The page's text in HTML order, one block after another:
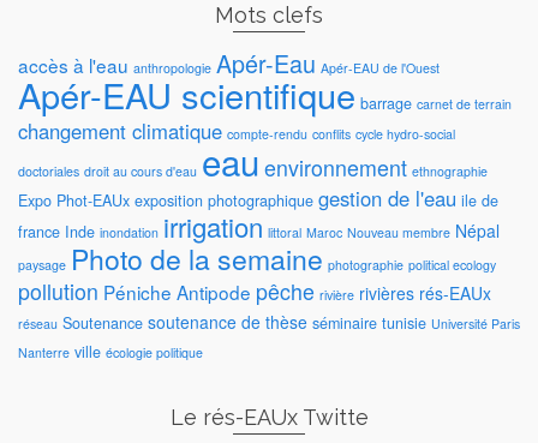
Mots clefs
accès à l'eau anthropologie Apér-Eau Apér-EAU de l'Ouest
Apér-EAU scientifique barrage carnet de terrain
changement climatique compte-rendu conflits cycle hydro-social
doctoriales droit au cours d'eau eau environnement ethnographie
Expo Phot-EAUx exposition photographique gestion de l'eau ile de
france Inde inondation irrigation littoral Maroc Nouveau membre Népal
paysage Photo de la semaine photographie political ecology
pollution Péniche Antipode pêche rivière rivières rés-EAUx
réseau Soutenance soutenance de thèse séminaire tunisie Université Paris
Nanterre ville écologie politique
Le rés-EAUx Twitte